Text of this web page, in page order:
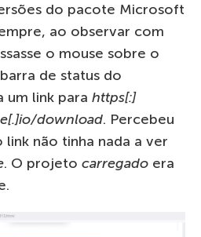
do pacote Microsoft
ao observar com
o mouse sobre o
de status do
um link para https[:]
download. Percebeu
link não tinha nada a ver
. O projeto carregado era